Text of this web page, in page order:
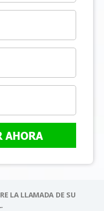
AHORA
LA LLAMADA DE SU